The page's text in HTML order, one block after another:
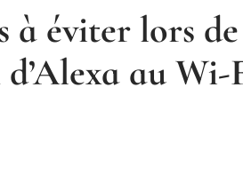
à éviter lors
au Wi-